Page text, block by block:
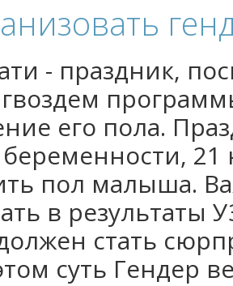
- праздник,
его пола.
беременности,
пол малыша.
в результаты
стать
суть Гендер